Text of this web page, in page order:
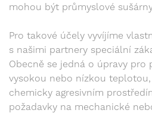
mohou být průmyslové
Pro takové účely vyvíjíme
s našimi partnery speciální
Obecně se jedná o úpravy pro
vysokou nebo nízkou
chemicky agresivním
požadavky na mechanické